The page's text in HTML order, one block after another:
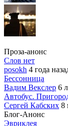
Проза-анонс
Слов нет
posokh 4 года
Бессонница
Вадим Векслер 6
Автобус.
Сергей Кабских 8
Блог-Анонс
Эвриклея